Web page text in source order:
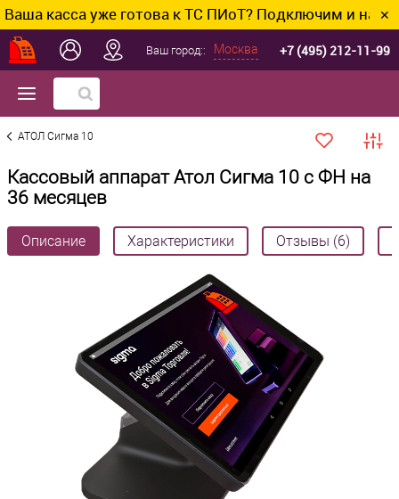
уже готова к ТС ПИоТ? Подключим и настроим ✕
Ваш город:: Москва +7 (495) 212-11-99
АТОЛ Сигма 10
Кассовый аппарат Атол Сигма 10 с ФН на
36 месяцев
Описание Характеристики Отзывы (6)